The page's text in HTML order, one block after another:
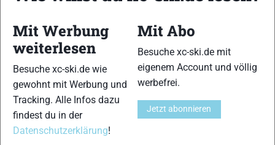
28
Mit Werbung
weiterlesen
Besuche xc-ski.de wie
gewohnt mit Werbung und
Tracking. Alle Infos dazu
findest du in der
Datenschutzerklärung!
Mit Abo
Besuche xc-ski.de mit
eigenem Account und völlig
werbefrei.
Jetzt abonnieren